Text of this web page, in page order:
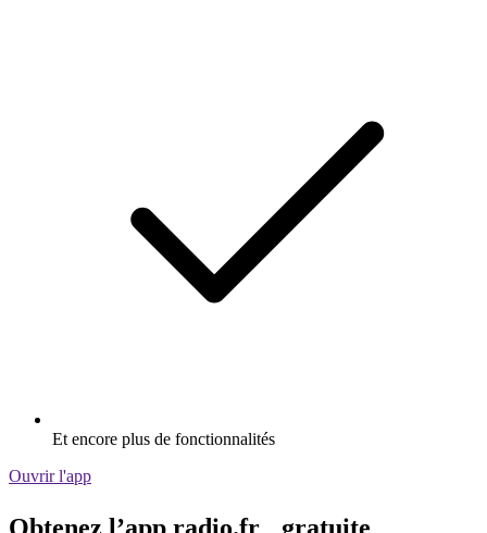
Et encore plus de fonctionnalités
Ouvrir l'app